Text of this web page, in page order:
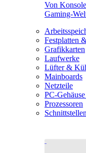
Von
Gaming-
Festplatten
Grafikkarten
Laufwerke
Lüfter &
Mainboards
Netzteile
PC-
Prozessoren